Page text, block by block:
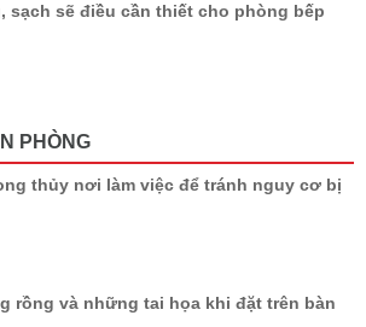
sạch sẽ điều cần thiết cho phòng bếp
PHÒNG
thủy nơi làm việc để tránh nguy cơ bị
rồng và những tai họa khi đặt trên bàn